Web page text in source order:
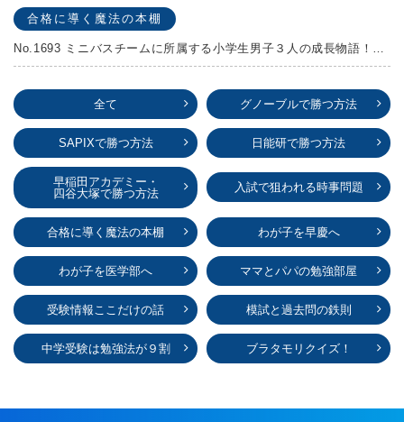
合格に導く魔法の本棚
全て グノーブルで勝つ方法
SAPIXで勝つ方法 日能研で勝つ方法
早稲田アカデミー・
四谷大塚で勝つ方法
入試で狙われる時事問題
合格に導く魔法の本棚 わが子を早慶へ
わが子を医学部へ ママとパパの勉強部屋
受験情報ここだけの話 模試と過去問の鉄則
中学受験は勉強法が９割 ブラタモリクイズ！